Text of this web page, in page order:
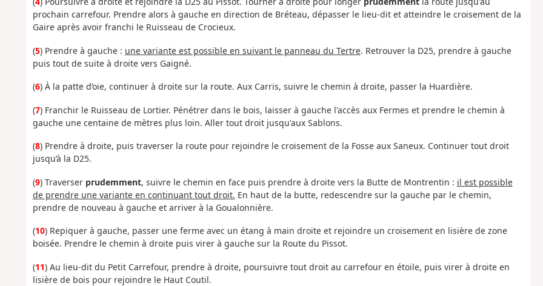
prochain carrefour. Prendre alors à gauche en direction de Bréteau, dépasser le lieu-dit et atteindre le croisement de la
Gaire après avoir franchi le Ruisseau de Crocieux.
(5) Prendre à gauche : une variante est possible en suivant le panneau du Tertre. Retrouver la D25, prendre à gauche
puis tout de suite à droite vers Gaigné.
(6) À la patte d’oie, continuer à droite sur la route. Aux Carris, suivre le chemin à droite, passer la Huardière.
(7) Franchir le Ruisseau de Lortier. Pénétrer dans le bois, laisser à gauche l'accès aux Fermes et prendre le chemin à
gauche une centaine de mètres plus loin. Aller tout droit jusqu'aux Sablons.
(8) Prendre à droite, puis traverser la route pour rejoindre le croisement de la Fosse aux Saneux. Continuer tout droit
jusqu’à la D25.
(9) Traverser prudemment, suivre le chemin en face puis prendre à droite vers la Butte de Montrentin : il est possible
de prendre une variante en continuant tout droit. En haut de la butte, redescendre sur la gauche par le chemin,
prendre de nouveau à gauche et arriver à la Goualonnière.
(10) Repiquer à gauche, passer une ferme avec un étang à main droite et rejoindre un croisement en lisière de zone
boisée. Prendre le chemin à droite puis virer à gauche sur la Route du Pissot.
(11) Au lieu-dit du Petit Carrefour, prendre à droite, poursuivre tout droit au carrefour en étoile, puis virer à droite en
lisière de bois pour rejoindre le Haut Coutil.